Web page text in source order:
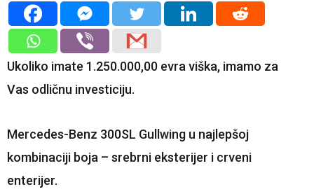
Ukoliko imate 1.250.000,00 evra viška, imamo za
Vas odličnu investiciju.
Mercedes-Benz 300SL Gullwing u najlepšoj
kombinaciji boja – srebrni eksterijer i crveni
enterijer.